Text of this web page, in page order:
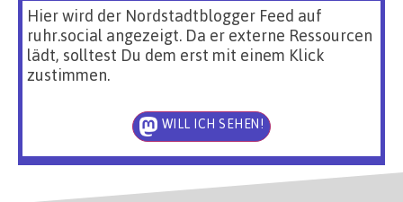
Hier wird der Nordstadtblogger Feed auf
ruhr.social angezeigt. Da er externe Ressourcen
lädt, solltest Du dem erst mit einem Klick
zustimmen.
WILL ICH SEHEN!